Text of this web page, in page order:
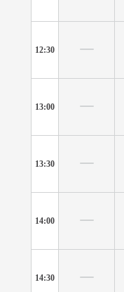
12:30
13:00
13:30
14:00
14:30